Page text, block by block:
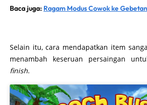
Baca juga: Ragam Modus Cowok ke
Selain itu, cara mendapatkan item
menambah keseruan persaingan
finish.